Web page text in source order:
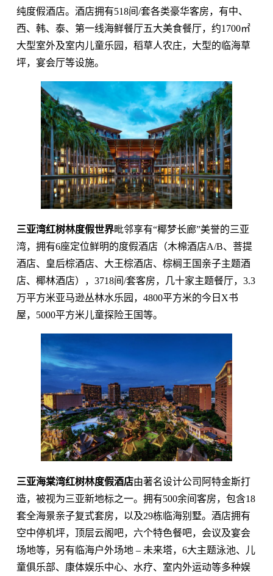
纯度假酒店。酒店拥有518间/套各类豪华客房，有中、
西、韩、泰、第一线海鲜餐厅五大美食餐厅，约1700㎡
大型室外及室内儿童乐园，稻草人农庄，大型的临海草
坪，宴会厅等设施。
三亚湾红树林度假世界毗邻享有“椰梦长廊”美誉的三亚
湾，拥有6座定位鲜明的度假酒店（木棉酒店A/B、菩提
酒店、皇后棕酒店、大王棕酒店、棕榈王国亲子主题酒
店、椰林酒店），3718间/套客房，几十家主题餐厅，3.3
万平方米亚马逊丛林水乐园，4800平方米的今日X书
屋，5000平方米儿童探险王国等。
三亚海棠湾红树林度假酒店由著名设计公司阿特金斯打
造，被视为三亚新地标之一。拥有500余间客房，包含18
套全海景亲子复式套房，以及29栋临海别墅。酒店拥有
空中停机坪，顶层云阁吧，六个特色餐吧，会议及宴会
场地等，另有临海户外场地 – 未来塔，6大主题泳池、儿
童俱乐部、康体娱乐中心、水疗、室内外运动等多种娱